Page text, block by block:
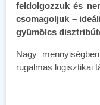
feldolgozzuk és
csomagoljuk –
gyümölcs
Nagy
rugalmas logisztikai